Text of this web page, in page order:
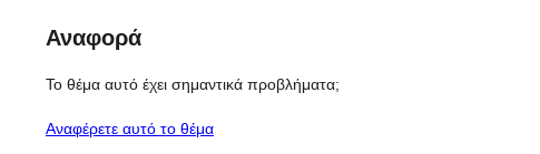
Αναφορά
Το θέμα αυτό έχει σημαντικά προβλήματα;
Αναφέρετε αυτό το θέμα